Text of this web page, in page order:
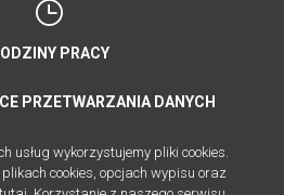
PRACY
PRZETWARZANIA DANYCH
usług wykorzystujemy pliki cookies.
cookies, opcjach wypisu oraz